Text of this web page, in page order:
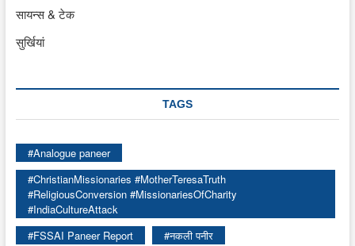
सायन्स & टेक
सुर्खियां
TAGS
#Analogue paneer
#ChristianMissionaries #MotherTeresaTruth
#ReligiousConversion #MissionariesOfCharity
#IndiaCultureAttack
#FSSAI Paneer Report
#नकली पनीर